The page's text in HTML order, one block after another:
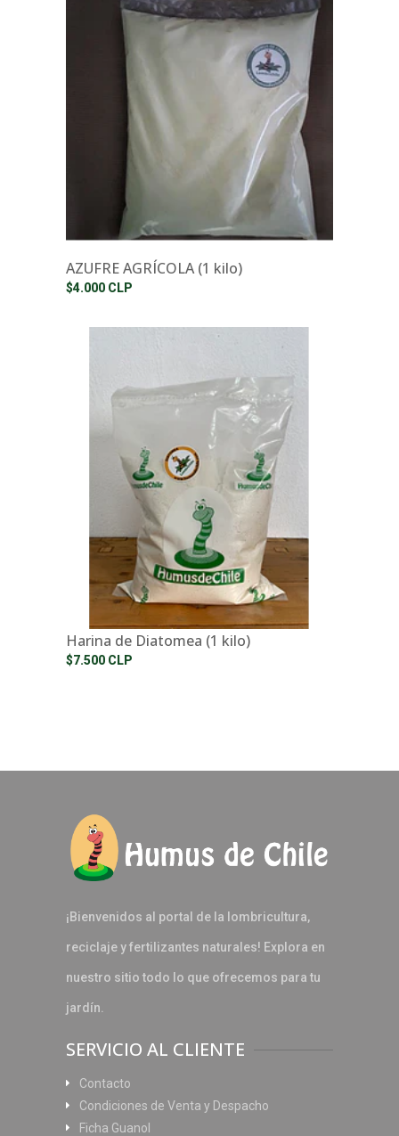
AZUFRE AGRÍCOLA (1 kilo)
$4.000 CLP
Harina de Diatomea (1 kilo)
$7.500 CLP
¡Bienvenidos al portal de la lombricultura,
reciclaje y fertilizantes naturales! Explora en
nuestro sitio todo lo que ofrecemos para tu
jardín.
SERVICIO AL CLIENTE
Contacto
Condiciones de Venta y Despacho
Ficha Guanol